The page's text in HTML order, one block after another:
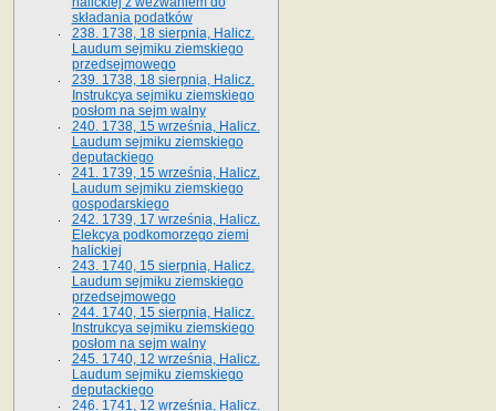
składania podatków
238. 1738, 18 sierpnia, Halicz.
Laudum sejmiku ziemskiego
przedsejmowego
239. 1738, 18 sierpnia, Halicz.
Instrukcya sejmiku ziemskiego
posłom na sejm walny
240. 1738, 15 września, Halicz.
Laudum sejmiku ziemskiego
deputackiego
241. 1739, 15 września, Halicz.
Laudum sejmiku ziemskiego
gospodarskiego
242. 1739, 17 września, Halicz.
Elekcya podkomorzego ziemi
halickiej
243. 1740, 15 sierpnia, Halicz.
Laudum sejmiku ziemskiego
przedsejmowego
244. 1740, 15 sierpnia, Halicz.
Instrukcya sejmiku ziemskiego
posłom na sejm walny
245. 1740, 12 września, Halicz.
Laudum sejmiku ziemskiego
deputackiego
246. 1741, 12 września, Halicz.